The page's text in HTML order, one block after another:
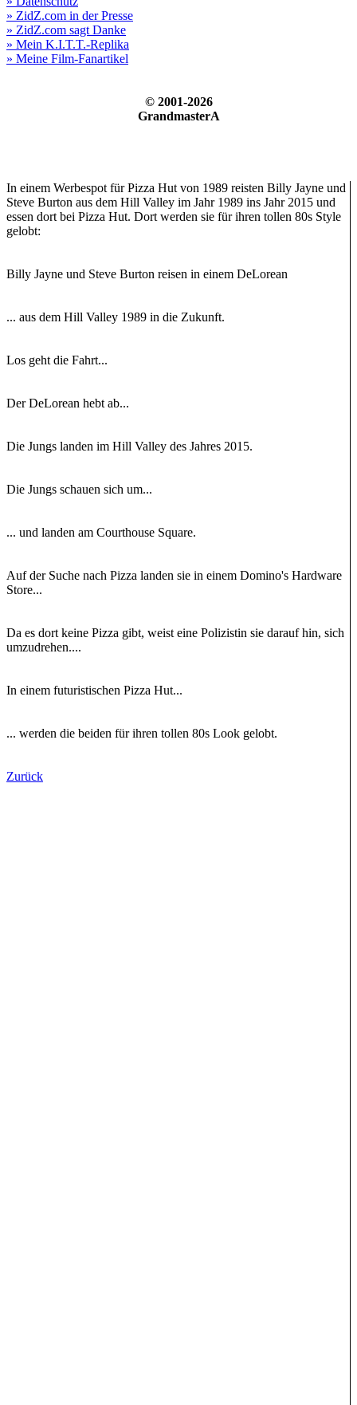
» ZidZ.com in der Presse
» ZidZ.com sagt Danke
» Mein K.I.T.T.-Replika
» Meine Film-Fanartikel
© 2001-2026
GrandmasterA
In einem Werbespot für Pizza Hut von 1989 reisten Billy Jayne und
Steve Burton aus dem Hill Valley im Jahr 1989 ins Jahr 2015 und
essen dort bei Pizza Hut. Dort werden sie für ihren tollen 80s Style
gelobt:
Billy Jayne und Steve Burton reisen in einem DeLorean
... aus dem Hill Valley 1989 in die Zukunft.
Los geht die Fahrt...
Der DeLorean hebt ab...
Die Jungs landen im Hill Valley des Jahres 2015.
Die Jungs schauen sich um...
... und landen am Courthouse Square.
Auf der Suche nach Pizza landen sie in einem Domino's Hardware
Store...
Da es dort keine Pizza gibt, weist eine Polizistin sie darauf hin, sich
umzudrehen....
In einem futuristischen Pizza Hut...
... werden die beiden für ihren tollen 80s Look gelobt.
Zurück